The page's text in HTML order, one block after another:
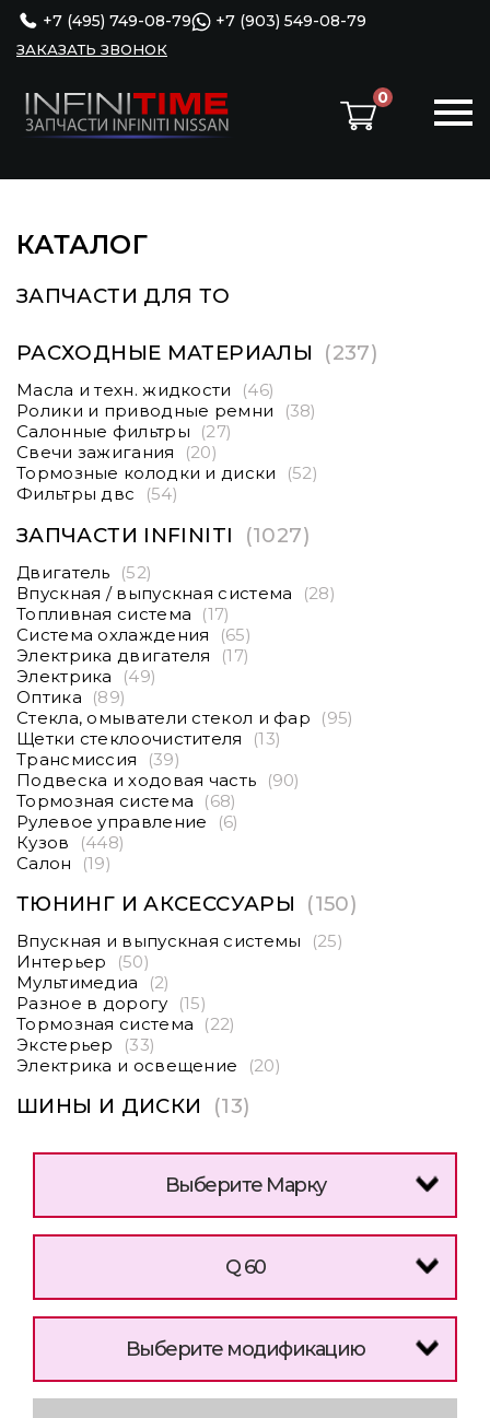
+7 (495) 749-08-79 +7 (903) 549-08-79
ЗАКАЗАТЬ ЗВОНОК
0
КАТАЛОГ
ЗАПЧАСТИ ДЛЯ ТО
РАСХОДНЫЕ МАТЕРИАЛЫ (237)
Масла и техн. жидкости
(46)
Ролики и приводные ремни
(38)
Салонные фильтры
(27)
Свечи зажигания
(20)
Тормозные колодки и диски
(52)
Фильтры двс
(54)
ЗАПЧАСТИ INFINITI (1027)
Двигатель
(52)
Впускная / выпускная система
(28)
Топливная система
(17)
Система охлаждения
(65)
Электрика двигателя
(17)
Электрика
(49)
Оптика
(89)
Стекла, омыватели стекол и фар
(95)
Щетки стеклоочистителя
(13)
Трансмиссия
(39)
Подвеска и ходовая часть
(90)
Тормозная система
(68)
Рулевое управление
(6)
Кузов
(448)
Салон
(19)
ТЮНИНГ И АКСЕССУАРЫ (150)
Впускная и выпускная системы
(25)
Интерьер
(50)
Мультимедиа
(2)
Разное в дорогу
(15)
Тормозная система
(22)
Экстерьер
(33)
Электрика и освещение
(20)
ШИНЫ И ДИСКИ (13)
Выберите Марку
Q 60
Выберите модификацию